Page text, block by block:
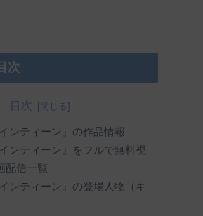
次
目次
ンティーン』の作品情報
ンティーン』をフルで無料視
配信一覧
ンティーン』の登場人物（キ